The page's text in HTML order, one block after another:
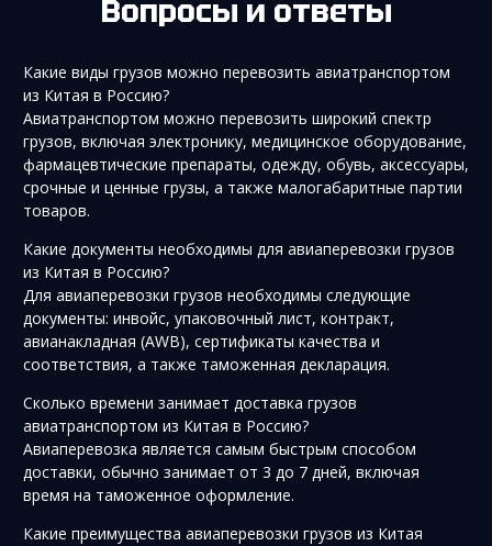
Вопросы и ответы
Какие виды грузов можно перевозить авиатранспортом
из Китая в Россию?
Авиатранспортом можно перевозить широкий спектр
грузов, включая электронику, медицинское оборудование,
фармацевтические препараты, одежду, обувь, аксессуары,
срочные и ценные грузы, а также малогабаритные партии
товаров.
Какие документы необходимы для авиаперевозки грузов
из Китая в Россию?
Для авиаперевозки грузов необходимы следующие
документы: инвойс, упаковочный лист, контракт,
авианакладная (AWB), сертификаты качества и
соответствия, а также таможенная декларация.
Сколько времени занимает доставка грузов
авиатранспортом из Китая в Россию?
Авиаперевозка является самым быстрым способом
доставки, обычно занимает от 3 до 7 дней, включая
время на таможенное оформление.
Какие преимущества авиаперевозки грузов из Китая